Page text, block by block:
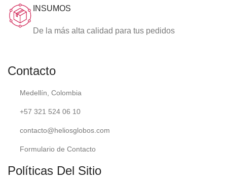
INSUMOS
De la más alta calidad para tus pedidos
Contacto
Medellín, Colombia
+57 321 524 06 10
contacto@heliosglobos.com
Formulario de Contacto
Políticas Del Sitio